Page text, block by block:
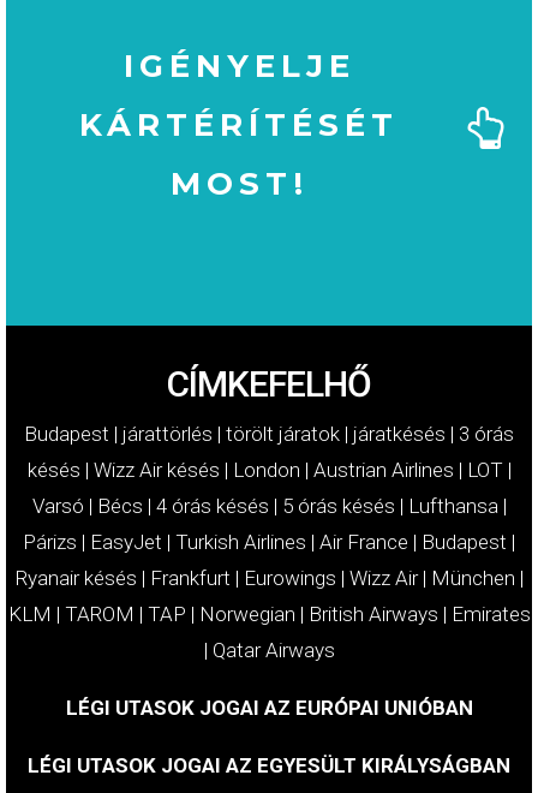
IGÉNYELJE
KÁRTÉRÍTÉSÉT
MOST!
CÍMKEFELHŐ
Budapest | járattörlés | törölt járatok | járatkésés | 3 órás
késés | Wizz Air késés | London | Austrian Airlines | LOT|
Varsó | Bécs | 4 órás késés | 5 órás késés | Lufthansa |
Párizs | EasyJet | Turkish Airlines | Air France | Budapest |
Ryanair késés | Frankfurt | Eurowings | Wizz Air| München |
KLM | TAROM | TAP | Norwegian | British Airways | Emirates
| Qatar Airways
LÉGI UTASOK JOGAI AZ EURÓPAI UNIÓBAN
LÉGI UTASOK JOGAI AZ EGYESÜLT KIRÁLYSÁGBAN